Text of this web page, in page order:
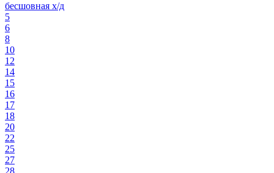
бесшовная х/д
5
6
8
10
12
14
15
16
17
18
20
22
25
27
28